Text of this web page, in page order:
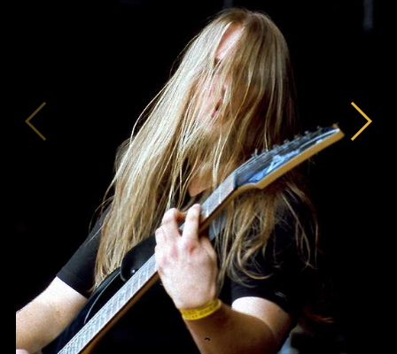
Kontakt
BARRIEREFREIHEIT
ONLINE
Rückblicke
Galerien